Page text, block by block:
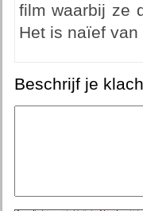
film waarbij ze
Het is naïef
Beschrijf je